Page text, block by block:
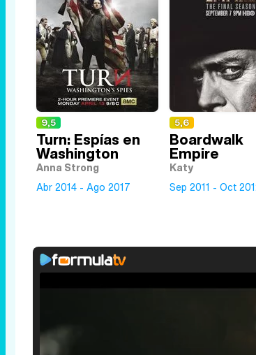
9,5
Turn: Espías en
Washington
Anna Strong
Abr 2014 - Ago 2017
5,6
Boardwalk
Empire
Katy
Sep 2011 - Oct